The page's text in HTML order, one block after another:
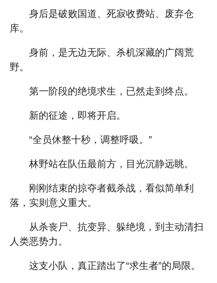
身后是破败国道、死寂收费站、废弃仓
库。
身前，是无边无际、杀机深藏的广阔荒
野。
第一阶段的绝境求生，已然走到终点。
新的征途，即将开启。
“全员休整十秒，调整呼吸。”
林野站在队伍最前方，目光沉静远眺。
刚刚结束的掠夺者截杀战，看似简单利
落，实则意义重大。
从杀丧尸、抗变异、躲绝境，到主动清扫
人类恶势力。
这支小队，真正踏出了“求生者”的局限。